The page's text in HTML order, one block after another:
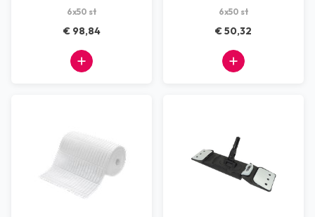
6x50 st
€ 98,84
6x50 st
€ 50,32